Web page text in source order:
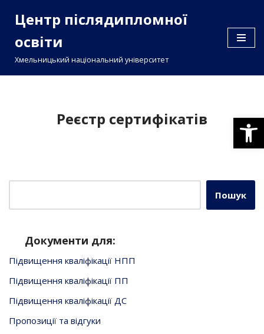
до
вмісту
Центр післядипломної
освіти
Хмельницький національний університет
Реєстр сертифікатів
Пошук
Документи для:
Підвищення кваліфікації НПП
Підвищення кваліфікації ПП
Підвищення кваліфікації ДС
Пропозиції та відгуки